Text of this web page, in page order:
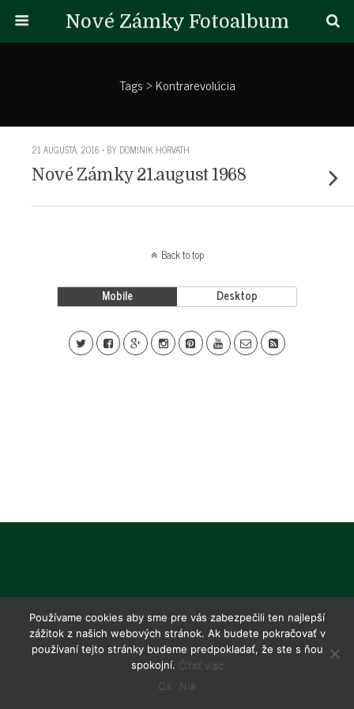
Nové Zámky Fotoalbum
Tags › Kontrarevolúcia
21 AUGUSTA, 2016 • BY DOMINIK HORVATH
Nové Zámky 21.august 1968
Back to top
Mobile Desktop
Používame cookies aby sme pre vás zabezpečili ten najlepší
zážitok z našich webových stránok. Ak budete pokračovať v
používaní tejto stránky budeme predpokladať, že ste s ňou
spokojní. Čítať viac
Ok
Nie